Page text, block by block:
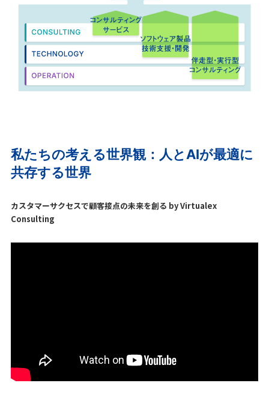
私たちの考える世界観：人とAIが最適に
共存する世界
カスタマーサクセスで顧客接点の未来を創る by Virtualex
Consulting